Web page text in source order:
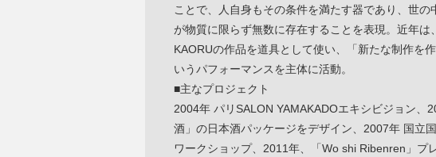
ことで、人自身もその条件を満たす器であり、世の
が物質に限らず無数に存在することを表現。近年は
KAORUの作品を道具として使い、「新たな制作を
いうパフォーマンスを主体に活動。
■主なプロジェクト
2004年 パリSALON YAMAKADOエキシビジョン、
酒」の日本酒パッケージをデザイン、2007年 国立
ワークショップ、2011年、「Wo shi Ribenren」プ